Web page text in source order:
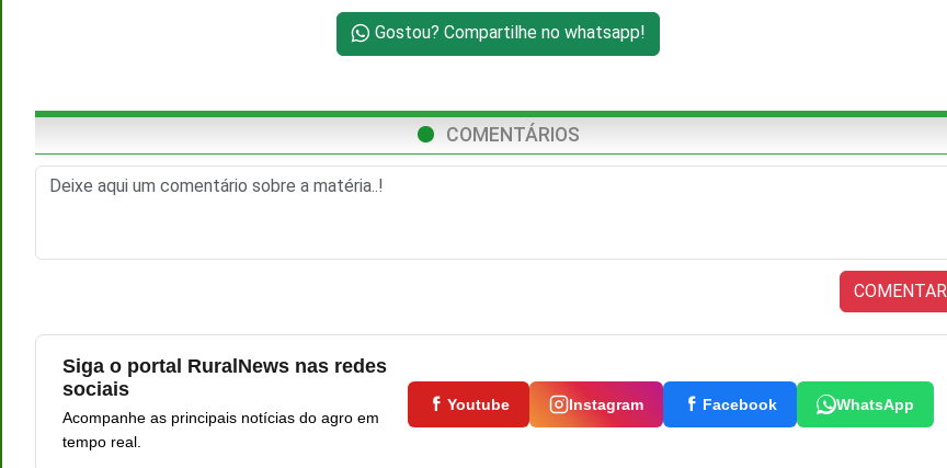
Gostou? Compartilhe no whatsapp!
COMENTÁRIOS
COMENTAR
Siga o portal RuralNews nas redes
sociais
Acompanhe as principais notícias do agro em
tempo real.
Youtube Instagram Facebook WhatsApp